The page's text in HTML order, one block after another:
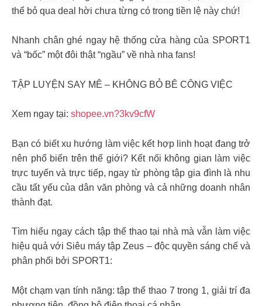
thể bỏ qua deal hời chưa từng có trong tiền lệ này chứ!
Nhanh chân ghé ngay hệ thống cửa hàng của SPORT1
và “bốc” một đôi thật “ngầu” về nhà nha fans!
TẬP LUYỆN SAY MÊ – KHÔNG BỎ BÊ CÔNG VIỆC
Xem ngay tại: shopee.vn?3kv9cfW
Bạn có biết xu hướng làm việc kết hợp linh hoạt đang trở
nên phổ biến trên thế giới? Kết nối không gian làm việc
trực tuyến và trực tiếp, ngay từ phòng tập gia đình là nhu
cầu tất yếu của dân văn phòng và cả những doanh nhân
thành đạt.
Tìm hiểu ngay cách tập thể thao tại nhà mà vẫn làm việc
hiệu quả với Siêu máy tập Zeus – độc quyền sáng chế và
phân phối bởi SPORT1:
Một chạm vạn tính năng: tập thể thao 7 trong 1, giải trí đa